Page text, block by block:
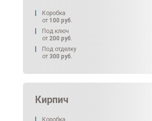
Коробка
от 100 руб.
Под ключ
от 200 руб.
Под отделку
от 300 руб.
Кирпич
Коробка